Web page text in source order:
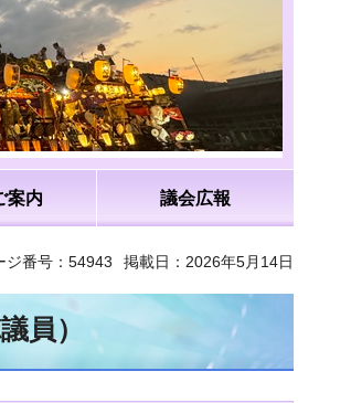
案内 議会広報
ジ番号：54943 掲載日：2026年5月14日
員）